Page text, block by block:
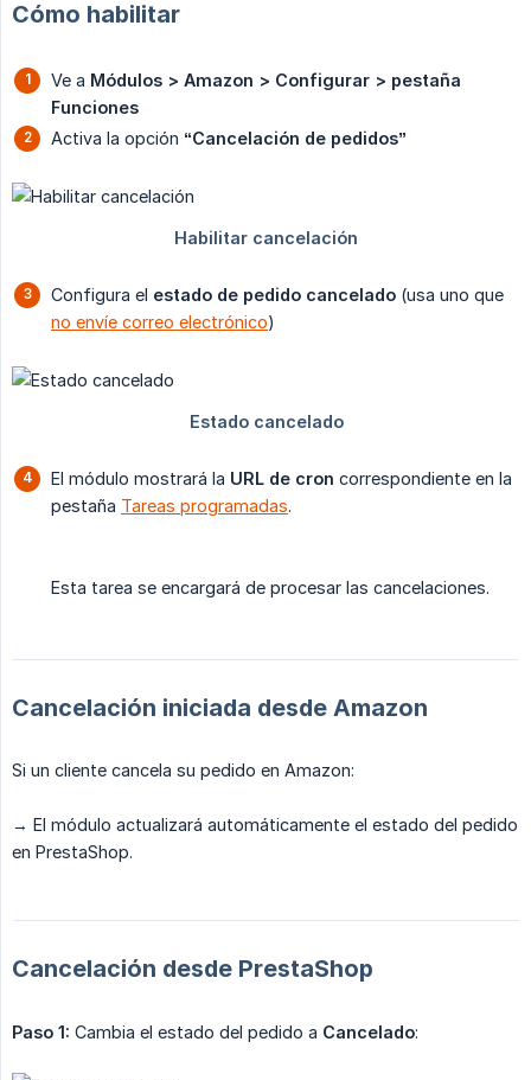
Cómo habilitar
Ve a Módulos > Amazon > Configurar > pestaña
Funciones
Activa la opción “Cancelación de pedidos”
Configura el estado de pedido cancelado (usa uno que
no envíe correo electrónico)
El módulo mostrará la URL de cron correspondiente en la
pestaña Tareas programadas.
Esta tarea se encargará de procesar las cancelaciones.
Cancelación iniciada desde Amazon
Si un cliente cancela su pedido en Amazon:
→ El módulo actualizará automáticamente el estado del pedido
en PrestaShop.
Cancelación desde PrestaShop
Paso 1: Cambia el estado del pedido a Cancelado: